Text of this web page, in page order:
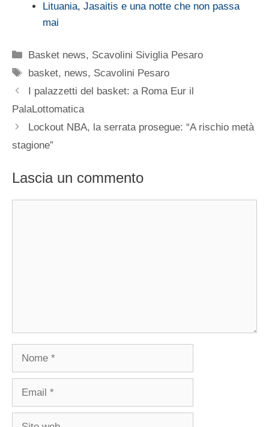
Lituania, Jasaitis e una notte che non passa
mai
Categorie
Basket news, Scavolini Siviglia Pesaro
Tag
basket, news, Scavolini Pesaro
I palazzetti del basket: a Roma Eur il
PalaLottomatica
Lockout NBA, la serrata prosegue: “A rischio metà
stagione”
Lascia un commento
Nome
Email
Sito